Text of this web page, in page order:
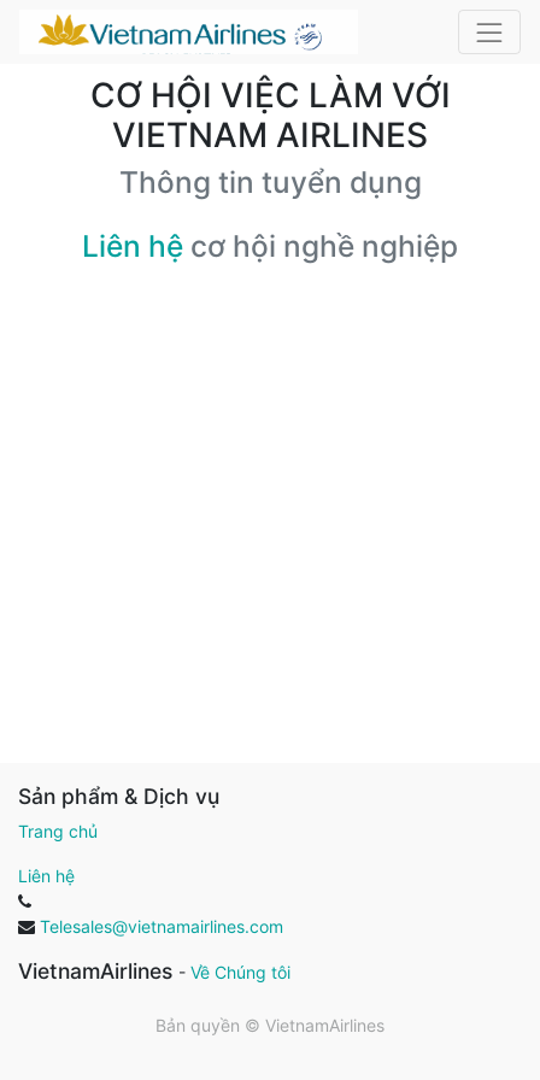
CƠ HỘI VIỆC LÀM VỚI
VIETNAM AIRLINES
Thông tin tuyển dụng
Liên hệ cơ hội nghề nghiệp
Sản phẩm & Dịch vụ
Trang chủ
Liên hệ
Telesales@vietnamairlines.com
VietnamAirlines - Về Chúng tôi
Bản quyền © VietnamAirlines